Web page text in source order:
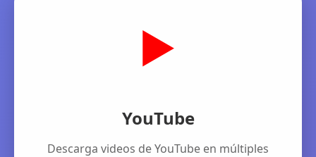
▶️
YouTube
Descarga videos de YouTube en múltiples